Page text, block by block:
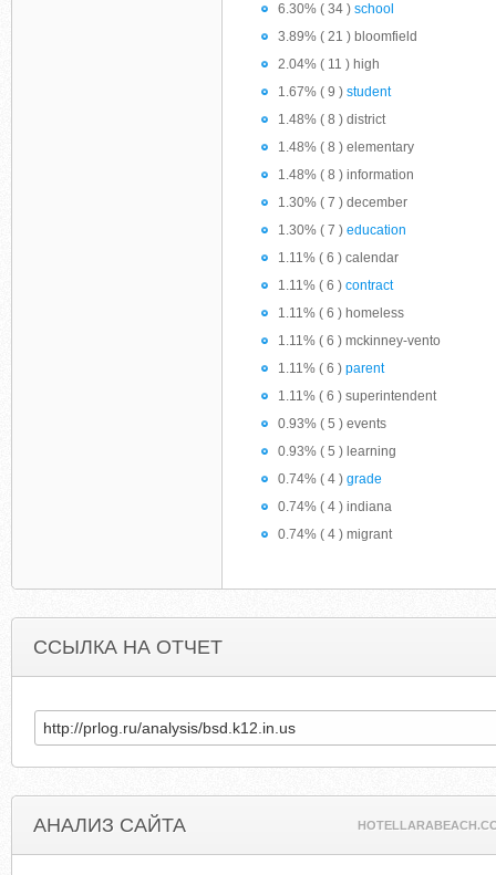
6.30% ( 34 ) school
3.89% ( 21 ) bloomfield
2.04% ( 11 ) high
1.67% ( 9 ) student
1.48% ( 8 ) district
1.48% ( 8 ) elementary
1.48% ( 8 ) information
1.30% ( 7 ) december
1.30% ( 7 ) education
1.11% ( 6 ) calendar
1.11% ( 6 ) contract
1.11% ( 6 ) homeless
1.11% ( 6 ) mckinney-vento
1.11% ( 6 ) parent
1.11% ( 6 ) superintendent
0.93% ( 5 ) events
0.93% ( 5 ) learning
0.74% ( 4 ) grade
0.74% ( 4 ) indiana
0.74% ( 4 ) migrant
ССЫЛКА НА ОТЧЕТ
АНАЛИЗ САЙТА